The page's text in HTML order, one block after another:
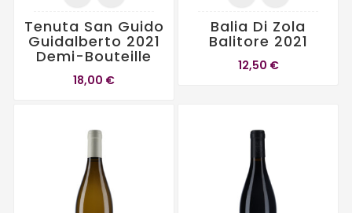
Tenuta San Guido
Guidalberto 2021
Demi-Bouteille
18,00 €
Balia Di Zola
Balitore 2021
12,50 €